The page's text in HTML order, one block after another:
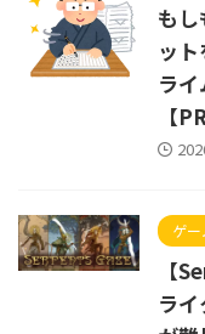
も
ッ
ラ
【
ゲー
【
ラ